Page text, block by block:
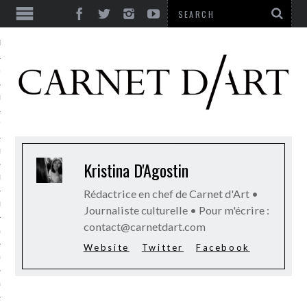
ULTIME
RIRE
DIALOGUE
LIBERTÉ
BEAUTÉ
FOLIE
Kristina D'Agostin
Rédactrice en chef de Carnet d'Art •
Journaliste culturelle • Pour m'écrire :
contact@carnetdart.com
Website Twitter Facebook